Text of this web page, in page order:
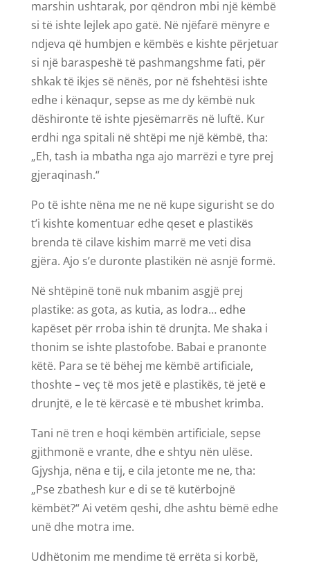
marshin ushtarak, por qëndron mbi një këmbë
si të ishte lejlek apo gatë. Në njëfarë mënyre e
ndjeva që humbjen e këmbës e kishte përjetuar
si një baraspeshë të pashmangshme fati, për
shkak të ikjes së nënës, por në fshehtësi ishte
edhe i kënaqur, sepse as me dy këmbë nuk
dëshironte të ishte pjesëmarrës në luftë. Kur
erdhi nga spitali në shtëpi me një këmbë, tha:
„Eh, tash ia mbatha nga ajo marrëzi e tyre prej
gjeraqinash.“
Po të ishte nëna me ne në kupe sigurisht se do
t’i kishte komentuar edhe qeset e plastikës
brenda të cilave kishim marrë me veti disa
gjëra. Ajo s’e duronte plastikën në asnjë formë.
Në shtëpinë tonë nuk mbanim asgjë prej
plastike: as gota, as kutia, as lodra… edhe
kapëset për rroba ishin të drunjta. Me shaka i
thonim se ishte plastofobe. Babai e pranonte
këtë. Para se të bëhej me këmbë artificiale,
thoshte – veç të mos jetë e plastikës, të jetë e
drunjtë, e le të kërcasë e të mbushet krimba.
Tani në tren e hoqi këmbën artificiale, sepse
gjithmonë e vrante, dhe e shtyu nën ulëse.
Gjyshja, nëna e tij, e cila jetonte me ne, tha:
„Pse zbathesh kur e di se të kutërbojnë
këmbët?“ Ai vetëm qeshi, dhe ashtu bëmë edhe
unë dhe motra ime.
Udhëtonim me mendime të errëta si korbë,